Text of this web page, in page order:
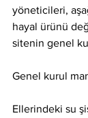
yöneticileri,
hayal ürünü
sitenin genel
Genel kurul
Ellerindeki su